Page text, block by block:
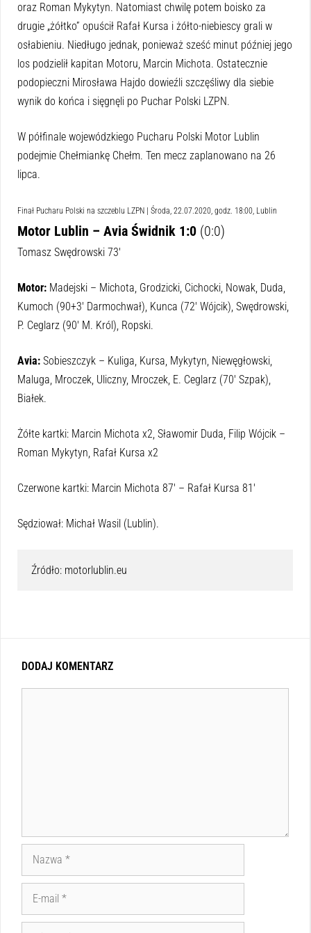
oraz Roman Mykytyn. Natomiast chwilę potem boisko za
drugie „żółtko” opuścił Rafał Kursa i żółto-niebiescy grali w
osłabieniu. Niedługo jednak, ponieważ sześć minut później jego
los podzielił kapitan Motoru, Marcin Michota. Ostatecznie
podopieczni Mirosława Hajdo dowieźli szczęśliwy dla siebie
wynik do końca i sięgnęli po Puchar Polski LZPN.
W półfinale wojewódzkiego Pucharu Polski Motor Lublin
podejmie Chełmiankę Chełm. Ten mecz zaplanowano na 26
lipca.
Finał Pucharu Polski na szczeblu LZPN | Środa, 22.07.2020, godz. 18:00, Lublin
Motor Lublin – Avia Świdnik 1:0 (0:0)
Tomasz Swędrowski 73′
Motor: Madejski – Michota, Grodzicki, Cichocki, Nowak, Duda,
Kumoch (90+3′ Darmochwał), Kunca (72′ Wójcik), Swędrowski,
P. Ceglarz (90′ M. Król), Ropski.
Avia: Sobieszczyk – Kuliga, Kursa, Mykytyn, Niewęgłowski,
Maluga, Mroczek, Uliczny, Mroczek, E. Ceglarz (70′ Szpak),
Białek.
Żółte kartki: Marcin Michota x2, Sławomir Duda, Filip Wójcik –
Roman Mykytyn, Rafał Kursa x2
Czerwone kartki: Marcin Michota 87′ – Rafał Kursa 81′
Sędziował: Michał Wasil (Lublin).
Źródło: motorlublin.eu
DODAJ KOMENTARZ